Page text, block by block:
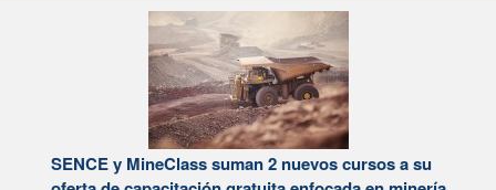
SENCE y MineClass suman 2 nuevos cursos a su